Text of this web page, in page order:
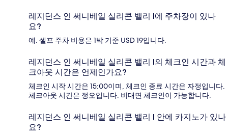
레지던스 인 써니베일 실리콘 밸리 I에 주차장이 있나
요?
예. 셀프 주차 비용은 1박 기준 USD 19입니다.
레지던스 인 써니베일 실리콘 밸리 I의 체크인 시간과 체
크아웃 시간은 언제인가요?
체크인 시작 시간은 15:00이며, 체크인 종료 시간은 자정입니다.
체크아웃 시간은 정오입니다. 비대면 체크인이 가능합니다.
레지던스 인 써니베일 실리콘 밸리 I 안에 카지노가 있나
요?